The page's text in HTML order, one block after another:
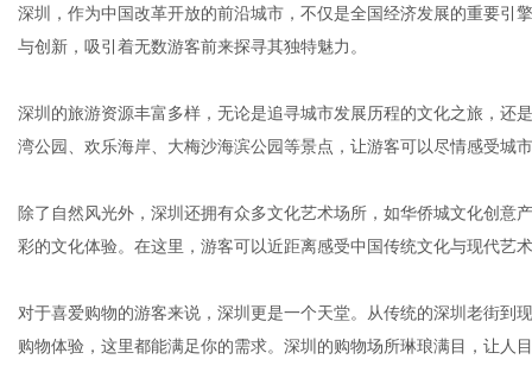
深圳，作为中国改革开放的前沿城市，不仅是全国经济发展的重要引
与创新，吸引着无数游客前来探寻其独特魅力。
深圳的旅游资源丰富多样，无论是追寻城市发展历程的文化之旅，还
湾公园、欢乐海岸、大梅沙海滨公园等景点，让游客可以尽情感受城
除了自然风光外，深圳还拥有众多文化艺术场所，如华侨城文化创意
彩的文化体验。在这里，游客可以近距离感受中国传统文化与现代艺
对于喜爱购物的游客来说，深圳更是一个天堂。从传统的深圳老街到
购物体验，这里都能满足你的需求。深圳的购物场所琳琅满目，让人